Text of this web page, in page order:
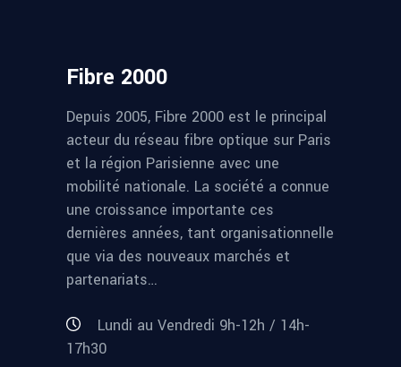
Fibre 2000
Depuis 2005, Fibre 2000 est le principal
acteur du réseau fibre optique sur Paris
et la région Parisienne avec une
mobilité nationale. La société a connue
une croissance importante ces
dernières années, tant organisationnelle
que via des nouveaux marchés et
partenariats…
Lundi au Vendredi 9h-12h / 14h-
17h30